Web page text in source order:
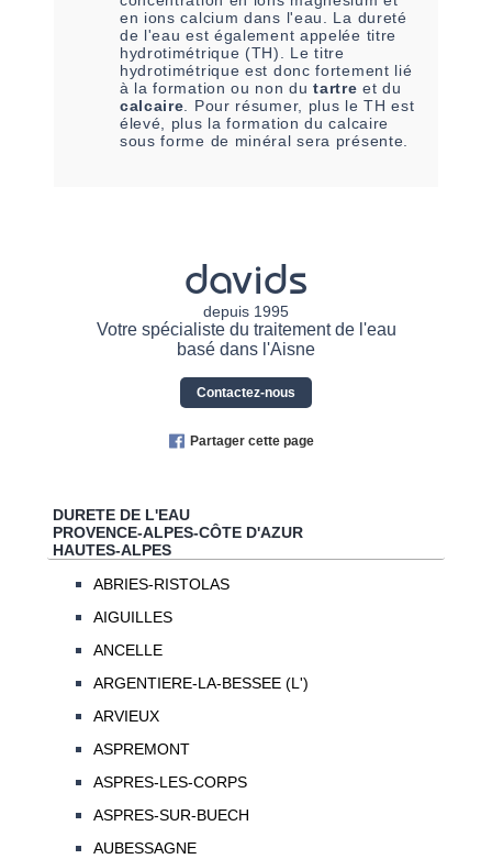
en ions calcium dans l'eau. La dureté
de l'eau est également appelée titre
hydrotimétrique (TH). Le titre
hydrotimétrique est donc fortement lié
à la formation ou non dutartre et du
calcaire . Pour résumer, plus le TH est
élevé, plus la formation du calcaire
sous forme de minéral sera présente.
davids
depuis 1995
Votre spécialiste du traitement de l'eau
basé dans l'Aisne
Contactez-nous
Partager cette page
DURETE DE L'EAU
PROVENCE-ALPES-CÔTE D'AZUR
HAUTES-ALPES
ABRIES-RISTOLAS
AIGUILLES
ANCELLE
ARGENTIERE-LA-BESSEE (L')
ARVIEUX
ASPREMONT
ASPRES-LES-CORPS
ASPRES-SUR-BUECH
AUBESSAGNE